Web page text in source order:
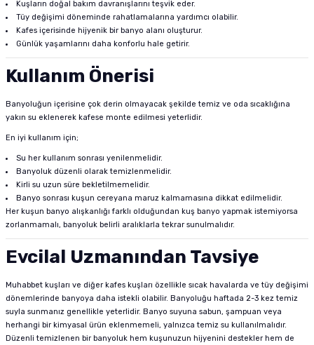
Kuşların doğal bakım davranışlarını teşvik eder.
Tüy değişimi döneminde rahatlamalarına yardımcı olabilir.
Kafes içerisinde hijyenik bir banyo alanı oluşturur.
Günlük yaşamlarını daha konforlu hale getirir.
Kullanım Önerisi
Banyoluğun içerisine çok derin olmayacak şekilde temiz ve oda sıcaklığına
yakın su eklenerek kafese monte edilmesi yeterlidir.
En iyi kullanım için;
Su her kullanım sonrası yenilenmelidir.
Banyoluk düzenli olarak temizlenmelidir.
Kirli su uzun süre bekletilmemelidir.
Banyo sonrası kuşun cereyana maruz kalmamasına dikkat edilmelidir.
Her kuşun banyo alışkanlığı farklı olduğundan kuş banyo yapmak istemiyorsa
zorlanmamalı, banyoluk belirli aralıklarla tekrar sunulmalıdır.
Evcilal Uzmanından Tavsiye
Muhabbet kuşları ve diğer kafes kuşları özellikle sıcak havalarda ve tüy değişimi
dönemlerinde banyoya daha istekli olabilir. Banyoluğu haftada 2-3 kez temiz
suyla sunmanız genellikle yeterlidir. Banyo suyuna sabun, şampuan veya
herhangi bir kimyasal ürün eklenmemeli, yalnızca temiz su kullanılmalıdır.
Düzenli temizlenen bir banyoluk hem kuşunuzun hijyenini destekler hem de